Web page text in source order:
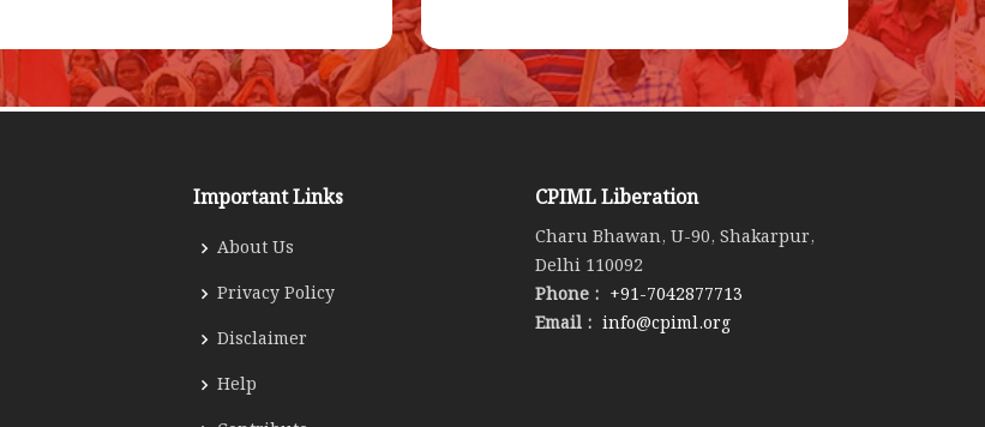
Important Links
About Us
Privacy Policy
Disclaimer
Help
CPIML Liberation
Charu Bhawan, U-90, Shakarpur,
Delhi 110092
Phone : +91-7042877713
Email : info@cpiml.org